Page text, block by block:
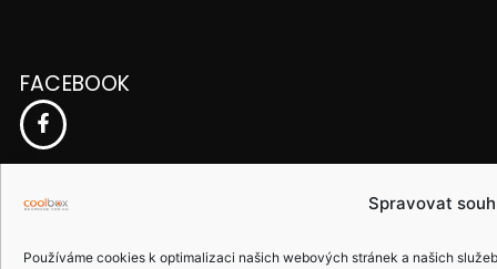
Spravovat
Používáme cookies k optimalizaci našich webových stránek a našich
FACEBOOK